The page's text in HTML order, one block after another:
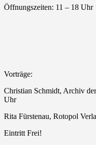
Öffnungszeiten: 11 – 18 Uhr
Vorträge:
Christian Schmidt, Archiv
Uhr
Rita Fürstenau, Rotopol
Eintritt Frei!